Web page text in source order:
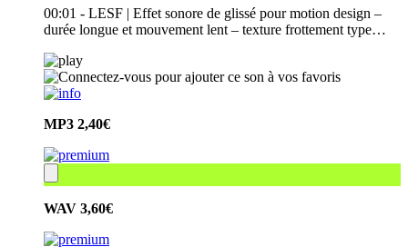
00:01 - LESF | Effet sonore de glissé pour motion design –
durée longue et mouvement lent – texture frottement type…
MP3 2,40€
WAV 3,60€